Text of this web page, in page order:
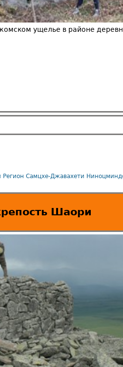
ущелье в районе
Регион Самцхе-Джавахети
Шаори